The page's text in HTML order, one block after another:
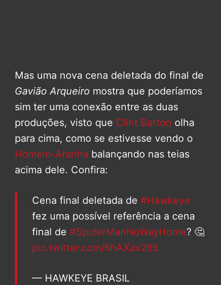
Mas uma nova cena deletada do final de
Gavião Arqueiro mostra que poderíamos
sim ter uma conexão entre as duas
produções, visto que Clint Barton olha
para cima, como se estivesse vendo o
Homem-Aranha balançando nas teias
acima dele. Confira:
Cena final deletada de #Hawkeye
fez uma possível referência a cena
final de #SpiderManNoWayHome? 🤔
pic.twitter.com/6hAXav2ItS
— HAWKEYE BRASIL